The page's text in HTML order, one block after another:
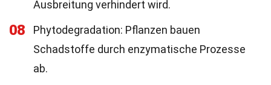
Ausbreitung verhindert wird.
08
Phytodegradation: Pflanzen bauen
Schadstoffe durch enzymatische Prozesse
ab.